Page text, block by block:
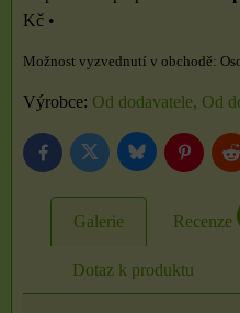
Kč •
Výrobce: Od dodavatele, Od
FacebookTwitter BlueskyPinterest
Galerie Recenze
Dotaz k produktu